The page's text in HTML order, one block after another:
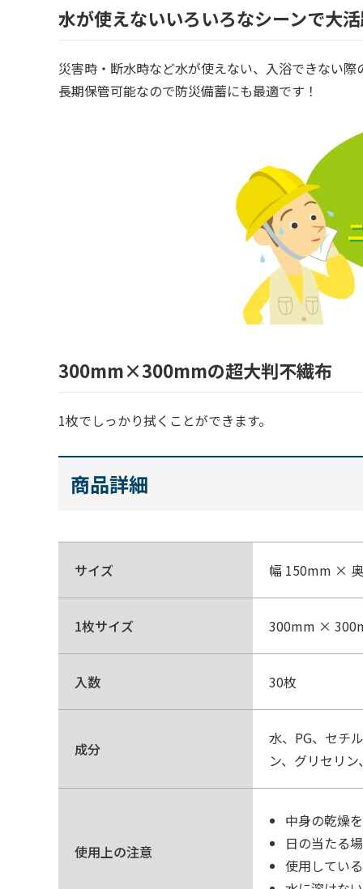
水が使えないいろいろなシーンで大
災害時・断水時など水が使えない、入浴できない
長期保管可能なので防災備蓄にも最適です！
300mm×300mmの超大判不繊布
1枚でしっかり拭くことができます。
商品詳細
サイズ 幅 150mm ×
1枚サイズ 300mm ×
入数 30枚
成分
水、PG、セチ
ン、グリセリ
使用上の注意
中身の乾燥
日の当たる
使用してい